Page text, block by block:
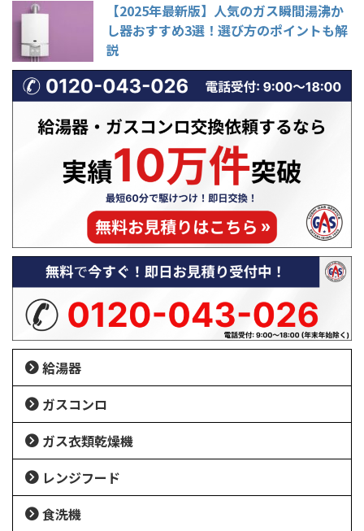
【2025年最新版】人気のガス瞬間湯沸か
し器おすすめ3選！選び方のポイントも解
説
給湯器
ガスコンロ
ガス衣類乾燥機
レンジフード
食洗機